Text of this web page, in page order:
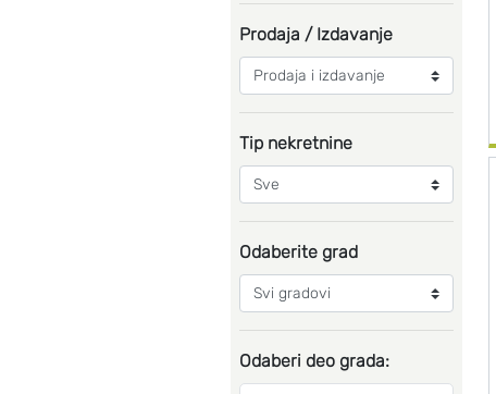
Prodaja / Izdavanje
Tip nekretnine
Odaberite grad
Odaberi deo grada: